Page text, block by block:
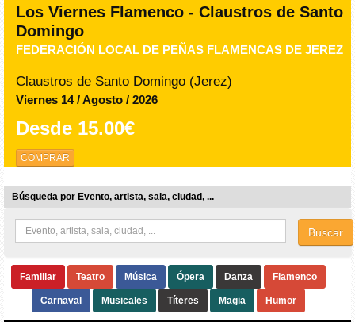
Los Viernes Flamenco - Claustros de Santo
Domingo
FEDERACIÓN LOCAL DE PEÑAS FLAMENCAS DE JEREZ
Claustros de Santo Domingo (Jerez)
Viernes 14 / Agosto / 2026
Desde 15.00€
COMPRAR
Búsqueda por Evento, artista, sala, ciudad, ...
Buscar
Familiar Teatro Música Ópera Danza Flamenco
Carnaval Musicales Títeres Magia Humor